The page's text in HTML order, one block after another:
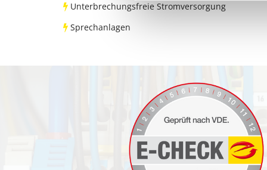
Unterbrechungsfreie Stromversorgung
Sprechanlagen